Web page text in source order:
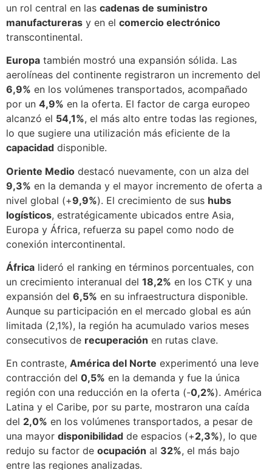
un rol central en las cadenas de suministro
manufactureras y en el comercio electrónico
transcontinental.
Europa también mostró una expansión sólida. Las
aerolíneas del continente registraron un incremento del
6,9% en los volúmenes transportados, acompañado
por un 4,9% en la oferta. El factor de carga europeo
alcanzó el 54,1%, el más alto entre todas las regiones,
lo que sugiere una utilización más eficiente de la
capacidad disponible.
Oriente Medio destacó nuevamente, con un alza del
9,3% en la demanda y el mayor incremento de oferta a
nivel global (+9,9%). El crecimiento de sus hubs
logísticos, estratégicamente ubicados entre Asia,
Europa y África, refuerza su papel como nodo de
conexión intercontinental.
África lideró el ranking en términos porcentuales, con
un crecimiento interanual del 18,2% en los CTK y una
expansión del 6,5% en su infraestructura disponible.
Aunque su participación en el mercado global es aún
limitada (2,1%), la región ha acumulado varios meses
consecutivos de recuperación en rutas clave.
En contraste, América del Norte experimentó una leve
contracción del 0,5% en la demanda y fue la única
región con una reducción en la oferta (-0,2%). América
Latina y el Caribe, por su parte, mostraron una caída
del 2,0% en los volúmenes transportados, a pesar de
una mayor disponibilidad de espacios (+2,3%), lo que
redujo su factor de ocupación al 32%, el más bajo
entre las regiones analizadas.